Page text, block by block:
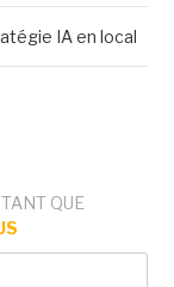
IA en local
QUE